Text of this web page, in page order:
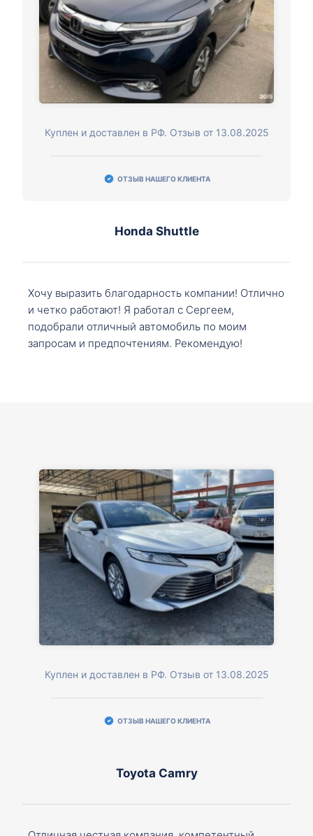
Куплен и доставлен в РФ. Отзыв от 13.08.2025
ОТЗЫВ НАШЕГО КЛИЕНТА
Honda Shuttle
Хочу выразить благодарность компании! Отлично
и четко работают! Я работал с Сергеем,
подобрали отличный автомобиль по моим
запросам и предпочтениям. Рекомендую!
Куплен и доставлен в РФ. Отзыв от 13.08.2025
ОТЗЫВ НАШЕГО КЛИЕНТА
Toyota Camry